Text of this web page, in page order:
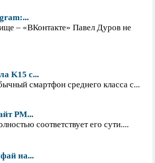
– «ВКонтакте» Павел Дуров не
K15 с...
смартфон среднего класса с...
PM...
соответствует его сути....
на...